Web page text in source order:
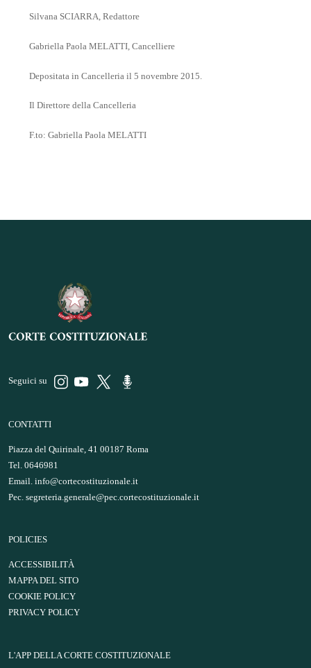
Silvana SCIARRA, Redattore
Gabriella Paola MELATTI, Cancelliere
Depositata in Cancelleria il 5 novembre 2015.
Il Direttore della Cancelleria
F.to: Gabriella Paola MELATTI
Seguici su
CONTATTI
Piazza del Quirinale, 41 00187 Roma
Tel. 0646981
Email. info@cortecostituzionale.it
Pec. segreteria.generale@pec.cortecostituzionale.it
POLICIES
ACCESSIBILITÀ
MAPPA DEL SITO
COOKIE POLICY
PRIVACY POLICY
L'APP DELLA CORTE COSTITUZIONALE